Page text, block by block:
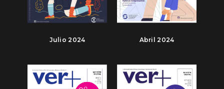
Julio 2024 Abril 2024